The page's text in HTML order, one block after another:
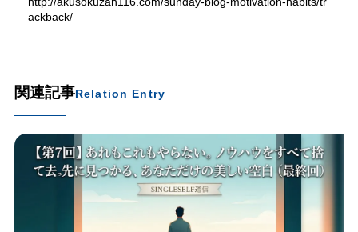
ackback/
関連記事Relation Entry